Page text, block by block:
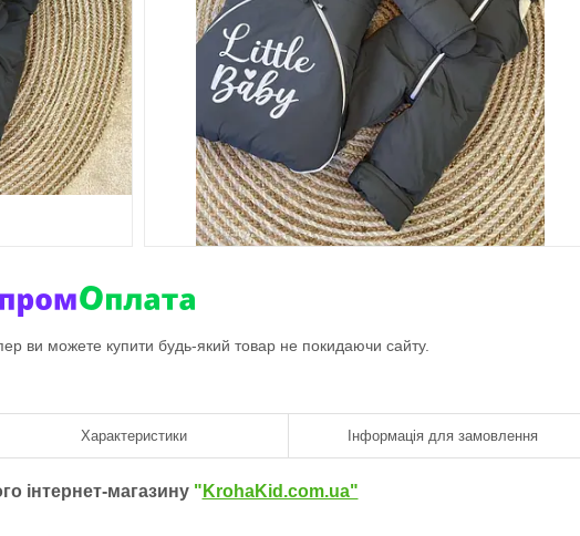
ви можете купити будь-який товар не покидаючи сайту.
Характеристики Інформація для замовлення
інтернет-магазину " KrohaKid.com.ua"